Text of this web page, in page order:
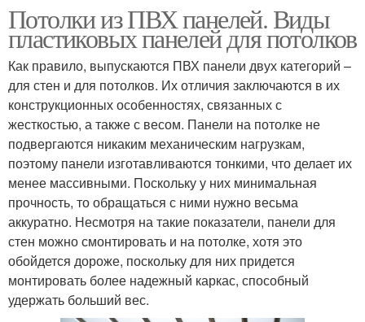
Потолки из ПВХ панелей. Виды
пластиковых панелей для потолков
Как правило, выпускаются ПВХ панели двух категорий –
для стен и для потолков. Их отличия заключаются в их
конструкционных особенностях, связанных с
жесткостью, а также с весом. Панели на потолке не
подвергаются никаким механическим нагрузкам,
поэтому панели изготавливаются тонкими, что делает их
менее массивными. Поскольку у них минимальная
прочность, то обращаться с ними нужно весьма
аккуратно. Несмотря на такие показатели, панели для
стен можно смонтировать и на потолке, хотя это
обойдется дороже, поскольку для них придется
монтировать более надежный каркас, способный
удержать больший вес.